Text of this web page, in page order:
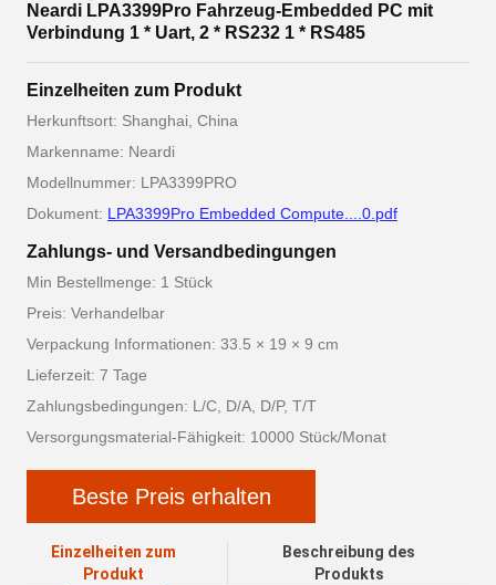
Neardi LPA3399Pro Fahrzeug-Embedded PC mit
Verbindung 1 * Uart, 2 * RS232 1 * RS485
Einzelheiten zum Produkt
Herkunftsort: Shanghai, China
Markenname: Neardi
Modellnummer: LPA3399PRO
Dokument: LPA3399Pro Embedded Compute....0.pdf
Zahlungs- und Versandbedingungen
Min Bestellmenge: 1 Stück
Preis: Verhandelbar
Verpackung Informationen: 33.5 × 19 × 9 cm
Lieferzeit: 7 Tage
Zahlungsbedingungen: L/C, D/A, D/P, T/T
Versorgungsmaterial-Fähigkeit: 10000 Stück/Monat
Beste Preis erhalten
Einzelheiten zum
Produkt
Beschreibung des
Produkts